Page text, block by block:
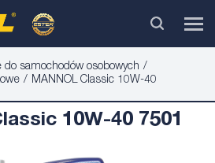
do samochodów osobowych
MANNOL Classic 10W-40
10W-40 7501